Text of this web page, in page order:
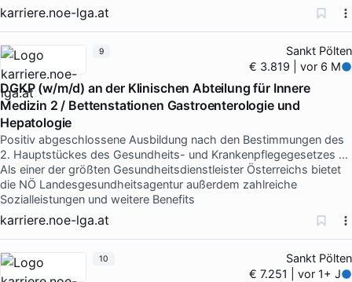
karriere.noe-lga.at
Sankt Pölten
€ 3.819 | vor 6 M
DGKP (w/m/d) an der Klinischen Abteilung für Innere
Medizin 2 / Bettenstationen Gastroenterologie und
Hepatologie
Positiv abgeschlossene Ausbildung nach den Bestimmungen des
2. Hauptstückes des Gesundheits- und Krankenpflegegesetzes …
Als einer der größten Gesundheitsdienstleister Österreichs bietet
die NÖ Landesgesundheitsagentur außerdem zahlreiche
Sozialleistungen und weitere Benefits
karriere.noe-lga.at
9
Sankt Pölten
€ 7.251 | vor 1+ J
10